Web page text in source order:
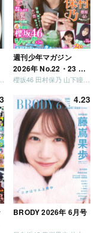
週刊少年マガジン
2026年 No.22・23 合
併号
4.23
BRODY 2026年 6月号